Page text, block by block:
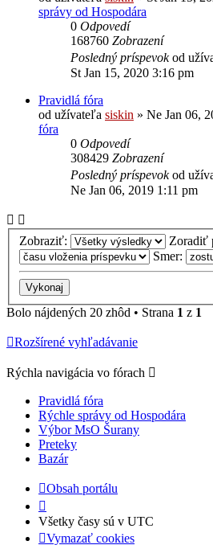
správy od Hospodára
0 Odpovedí
168760 Zobrazení
Posledný príspevokod
St Jan 15, 2020 3:16 pm
Pravidlá fóra
od užívateľa siskin » Ne Jan 06,
fóra
0 Odpovedí
308429 Zobrazení
Posledný príspevokod
Ne Jan 06, 2019 1:11 pm
Zobraziť:
Zoradiť
Smer:
Bolo nájdených 20 zhôd • Strana 1 z 1
Rozšírené vyhľadávanie
Rýchla navigácia vo fórach
Pravidlá fóra
Rýchle správy od Hospodára
Výbor MsO Šurany
Preteky
Bazár
Obsah portálu
Všetky časy sú v UTC
Vymazať cookies